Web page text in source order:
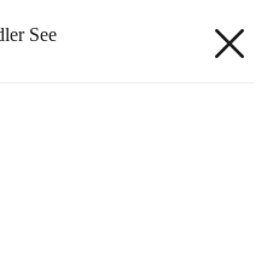
See